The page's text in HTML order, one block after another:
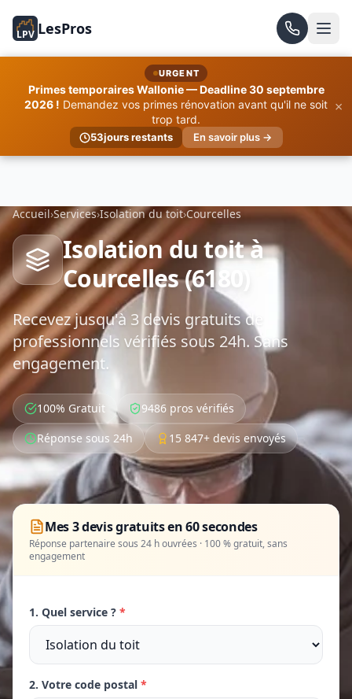
LPV LesPros
URGENT
Primes temporaires Wallonie — Deadline 30 septembre
2026 ! Demandez vos primes rénovation avant qu'il ne soit
trop tard.
53jours restants En savoir plus →
×
Accueil›Services›Isolation du toit›Courcelles
Isolation du toit à
Courcelles (6180)
Recevez jusqu'à 3 devis gratuits de
professionnels vérifiés sous 24h. Sans
engagement.
100% Gratuit
9486 pros vérifiés
Réponse sous 24h
15 847+ devis envoyés
Mes 3 devis gratuits en 60 secondes
Réponse partenaire sous 24 h ouvrées · 100 % gratuit, sans
engagement
1. Quel service ? *
2. Votre code postal *